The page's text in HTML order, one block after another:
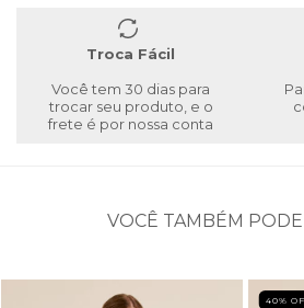
Troca Fácil
Você tem 30 dias para
trocar seu produto, e o
frete é por nossa conta
VOCÊ TAMBÉM
40%